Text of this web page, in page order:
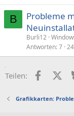
B
Probleme
Burli12
Antworten 7
Teilen: X
Grafikkarten: